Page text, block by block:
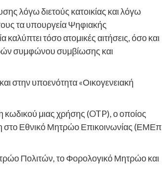
λόγω διετούς κατοικίας και λόγω
τα υπουργεία Ψηφιακής
τόσο ατομικές αιτήσεις, όσο και
συμφώνου συμβίωσης και
στην υποενότητα «Οικογενειακή
κωδικού μιας χρήσης (OTP), ο οποίος
στο Εθνικό Μητρώο Επικοινωνίας (ΕΜΕπ
Πολιτών, το Φορολογικό Μητρώο και